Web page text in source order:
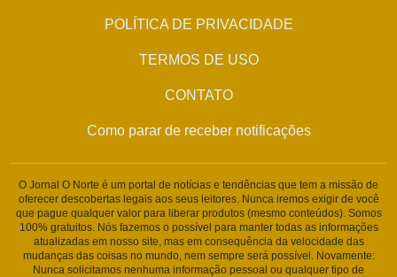
POLÍTICA DE PRIVACIDADE
TERMOS DE USO
CONTATO
Como parar de receber notificações
O Jornal O Norte é um portal de notícias e tendências que tem a missão de
oferecer descobertas legais aos seus leitores. Nunca iremos exigir de você
que pague qualquer valor para liberar produtos (mesmo conteúdos). Somos
100% gratuitos. Nós fazemos o possível para manter todas as informações
atualizadas em nosso site, mas em consequência da velocidade das
mudanças das coisas no mundo, nem sempre será possível. Novamente:
Nunca solicitamos nenhuma informação pessoal ou qualquer tipo de